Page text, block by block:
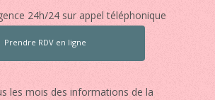
24h/24 sur appel téléphonique
Prendre RDV en ligne
les mois des informations de la